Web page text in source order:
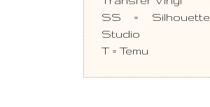
SS = Silhouette
Studio
T = Temu